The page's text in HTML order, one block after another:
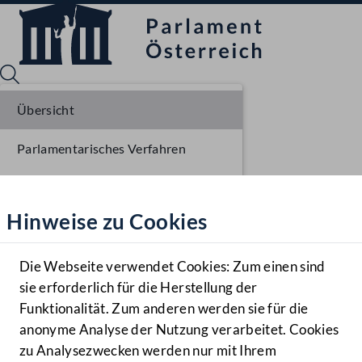
Hilfe
Benutzer
Navigationsmenü öffnen
MENÜ
Hinweise zu Cookies
Die Webseite verwendet Cookies: Zum einen sind
sie erforderlich für die Herstellung der
Funktionalität. Zum anderen werden sie für die
anonyme Analyse der Nutzung verarbeitet. Cookies
zu Analysezwecken werden nur mit Ihrem
Übersicht
Parlamentarisches Verfahren
Ausschussberatungen NR
Plenarberatungen NR
Einlangen BR
Ausschussberatungen BR